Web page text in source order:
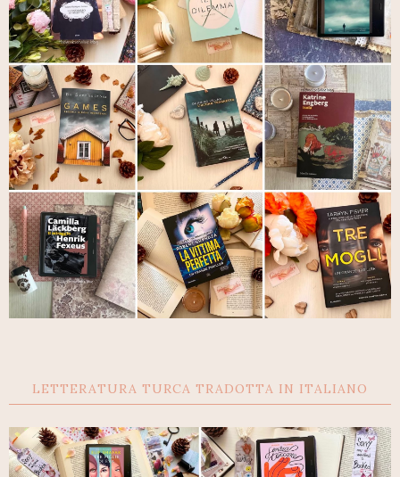
LETTERATURA TURCA TRADOTTA IN ITALIANO